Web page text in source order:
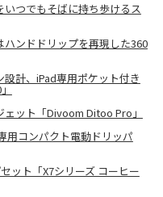
つでもそばに持ち歩けるス
ンドドリップを再現した360
計、iPad専用ポケット付き
ット「Divoom Ditoo Pro」
コンパクト電動ドリッパ
ット「X7シリーズ コーヒー